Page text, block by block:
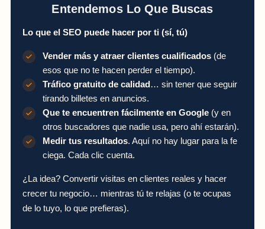
Entendemos Lo Que Buscas
Lo que el SEO puede hacer por ti (sí, tú)
Vender más y atraer clientes cualificados (de
esos que no te hacen perder el tiempo).
Tráfico gratuito de calidad… sin tener que seguir
tirando billetes en anuncios.
Que te encuentren fácilmente en Google (y en
otros buscadores que nadie usa, pero ahí estarán).
Medir tus resultados. Aquí no hay lugar para la fe
ciega. Cada clic cuenta.
¿La idea? Convertir visitas en clientes reales y hacer
crecer tu negocio… mientras tú te relajas (o te ocupas
de lo tuyo, lo que prefieras).